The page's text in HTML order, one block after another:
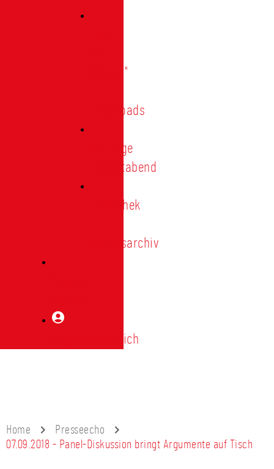
"digital"
Downloads
Vorträge
Heimatabend
Bibliothek
Vereinsarchiv
Mitgliederbereich
Home
Presseecho
07.09.2018 - Panel-Diskussion bringt Argumente auf Tisch